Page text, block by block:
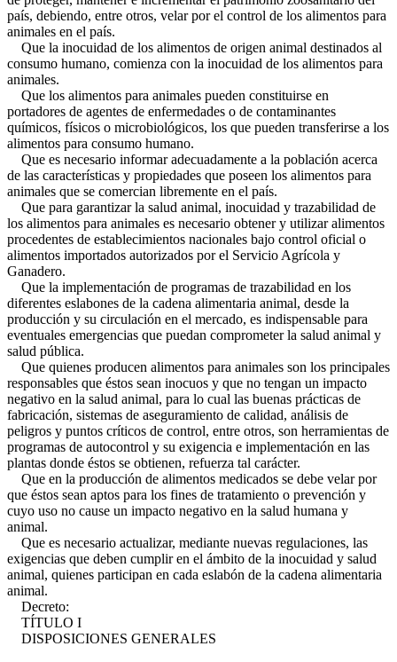
país, debiendo, entre otros, velar por el control de los alimentos para
animales en el país.
Que la inocuidad de los alimentos de origen animal destinados al
consumo humano, comienza con la inocuidad de los alimentos para
animales.
Que los alimentos para animales pueden constituirse en
portadores de agentes de enfermedades o de contaminantes
químicos, físicos o microbiológicos, los que pueden transferirse a los
alimentos para consumo humano.
Que es necesario informar adecuadamente a la población acerca
de las características y propiedades que poseen los alimentos para
animales que se comercian libremente en el país.
Que para garantizar la salud animal, inocuidad y trazabilidad de
los alimentos para animales es necesario obtener y utilizar alimentos
procedentes de establecimientos nacionales bajo control oficial o
alimentos importados autorizados por el Servicio Agrícola y
Ganadero.
Que la implementación de programas de trazabilidad en los
diferentes eslabones de la cadena alimentaria animal, desde la
producción y su circulación en el mercado, es indispensable para
eventuales emergencias que puedan comprometer la salud animal y
salud pública.
Que quienes producen alimentos para animales son los principales
responsables que éstos sean inocuos y que no tengan un impacto
negativo en la salud animal, para lo cual las buenas prácticas de
fabricación, sistemas de aseguramiento de calidad, análisis de
peligros y puntos críticos de control, entre otros, son herramientas de
programas de autocontrol y su exigencia e implementación en las
plantas donde éstos se obtienen, refuerza tal carácter.
Que en la producción de alimentos medicados se debe velar por
que éstos sean aptos para los fines de tratamiento o prevención y
cuyo uso no cause un impacto negativo en la salud humana y
animal.
Que es necesario actualizar, mediante nuevas regulaciones, las
exigencias que deben cumplir en el ámbito de la inocuidad y salud
animal, quienes participan en cada eslabón de la cadena alimentaria
animal.
Decreto:
TÍTULO I
DISPOSICIONES GENERALES